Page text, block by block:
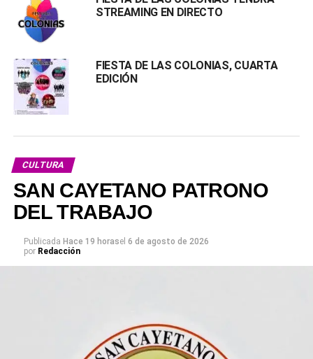
STREAMING EN DIRECTO
FIESTA DE LAS COLONIAS, CUARTA
EDICIÓN
CULTURA
SAN CAYETANO PATRONO
DEL TRABAJO
Publicada Hace 19 horasel 6 de agosto de 2026
por Redacción